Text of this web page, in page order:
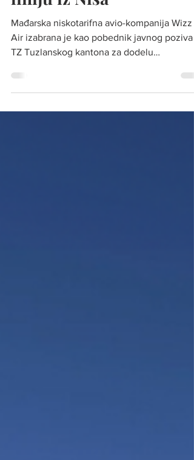
isti iznos za samo jednu
liniju iz Niša
Air izabrana je kao pobednik javnog poziva
TZ Tuzlanskog kantona za dodelu
subvencija...